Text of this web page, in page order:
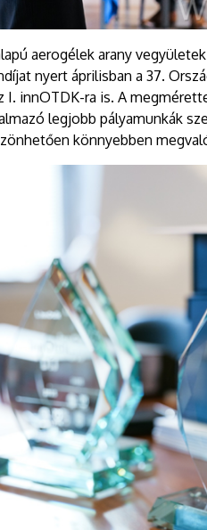
aerogélek arany
nyert áprilisban a 37.
I. innOTDK-ra is. A
legjobb pályamunkák
könnyebben